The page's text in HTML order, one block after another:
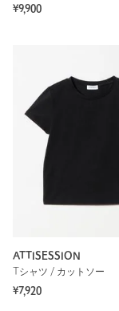
¥9,900
ATTISESSION
Tシャツ / カットソー
¥7,920